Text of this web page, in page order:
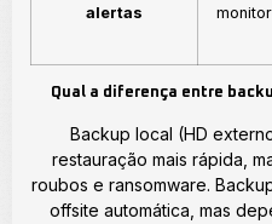
alertas
Qual a diferença entre
Backup local (HD
restauração mais rápida,
roubos e ransomware.
offsite automática, mas